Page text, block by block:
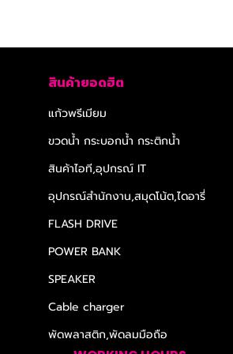
สินค้ายอดฮิต
แก้วพรีเมียม
ขวดน้ำ กระบอกน้ำ กระติกน้ำ
สินค้าไอที,อุปกรณ์ IT
อุปกรณ์สำนักงาน,สมุดโน้ต,ไดอารี่
FLASH DRIVE
POWER BANK
SPEAKER
Cable charger
พัดพลาสติก,พัดลมมือถือ